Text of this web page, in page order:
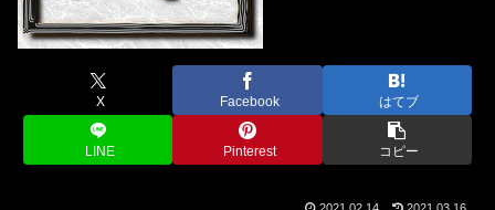
X Facebook はてブ
LINE Pinterest コピー